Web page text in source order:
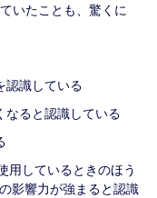
いたことも、驚くに
認識している
なると認識している
用しているときのほう
影響力が強まると認識